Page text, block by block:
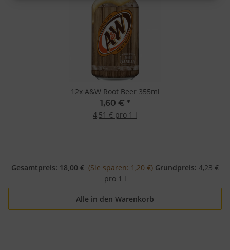
12x A&W Root Beer 355ml
1,60 € *
4,51 € pro 1 l
Gesamtpreis: 18,00 € (Sie sparen: 1,20 €) Grundpreis: 4,23 €
pro 1 l
Alle in den Warenkorb
Messung der Werbeleistung
Messung der Performance von Inhalten
Analyse von Zielgruppen durch Statistiken oder Kombinationen von
Daten aus verschiedenen Quellen
Entwicklung und Verbesserung der Angebote
Verwendung reduzierter Daten zur Auswahl von Inhalten
Verwendung genauer Standortdaten
Endgeräteeigenschaften zur Identifikation aktiv abfragen